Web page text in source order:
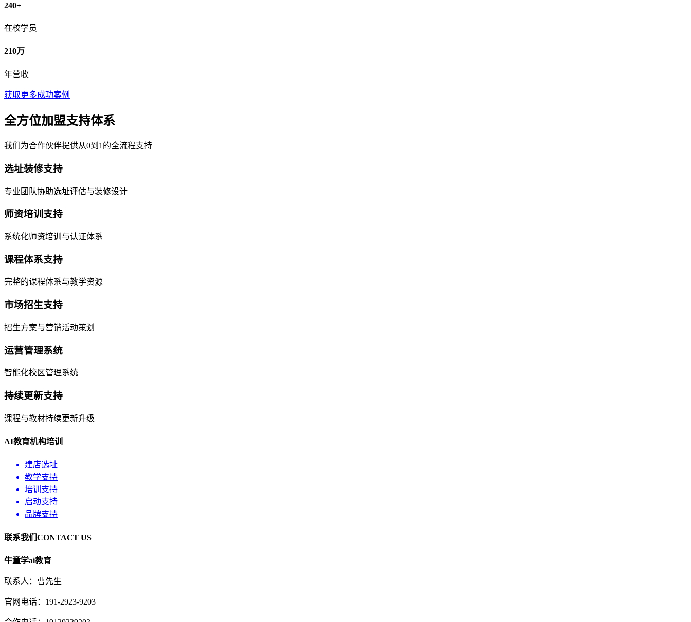
240+
在校学员
210万
年营收
获取更多成功案例
全方位加盟支持体系
我们为合作伙伴提供从0到1的全流程支持
选址装修支持
专业团队协助选址评估与装修设计
师资培训支持
系统化师资培训与认证体系
课程体系支持
完整的课程体系与教学资源
市场招生支持
招生方案与营销活动策划
运营管理系统
智能化校区管理系统
持续更新支持
课程与教材持续更新升级
AI教育机构培训
建店选址
教学支持
培训支持
启动支持
品牌支持
联系我们 CONTACT US
牛童学ai教育
联系人：曹先生
官网电话：191-2923-9203